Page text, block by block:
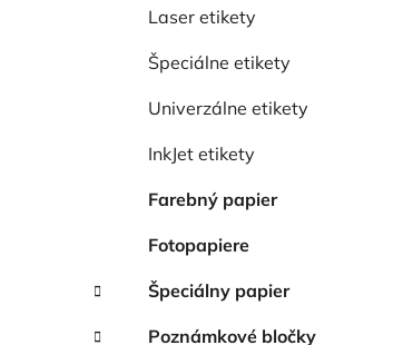
Laser etikety
Špeciálne etikety
Univerzálne etikety
InkJet etikety
Farebný papier
Fotopapiere
Špeciálny papier
Poznámkové bločky